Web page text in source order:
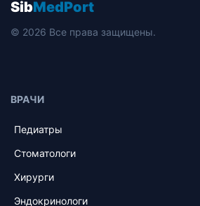
SibMedPort
© 2026 Все права защищены.
ВРАЧИ
Педиатры
Стоматологи
Хирурги
Эндокринологи